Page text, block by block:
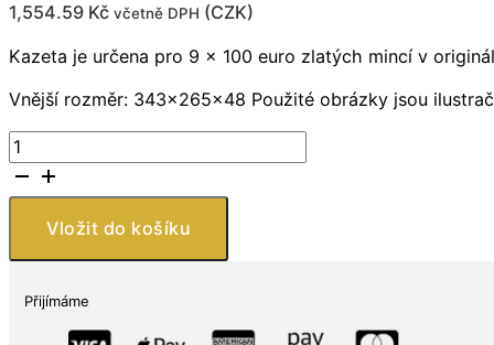
1,554.59 Kč včetně DPH (CZK)
Kazeta je určena pro 9 x 100 euro zlatých mincí v
Vnější rozměr: 343x265x48 Použité obrázky jsou
Kazeta
VOLTERRA
DUO,
100€
Au
Vložit do košíku
Přijímáme